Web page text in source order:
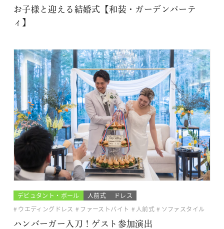
お子様と迎える結婚式【和装・ガーデンパーテ
ィ】
デビュタント・ボール 人前式
ドレス
ウエディングドレス
ファーストバイト 人前式
ソファスタイル
ハンバーガー入刀！ゲスト参加演出